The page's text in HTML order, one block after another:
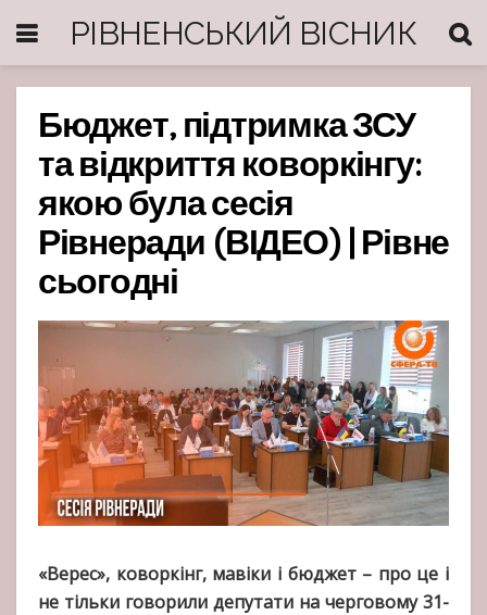
РІВНЕНСЬКИЙ ВІСНИК
Бюджет, підтримка ЗСУ
та відкриття коворкінгу:
якою була сесія
Рівнеради (ВІДЕО) | Рівне
сьогодні
«Верес», коворкінг, мавіки і бюджет – про це і
не тільки говорили депутати на черговому 31-